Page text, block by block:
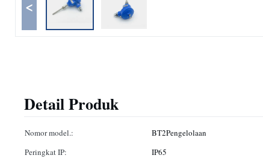
<
Detail Produk
Nomor model.: BT2Pengelolaan
Peringkat IP:
IP65